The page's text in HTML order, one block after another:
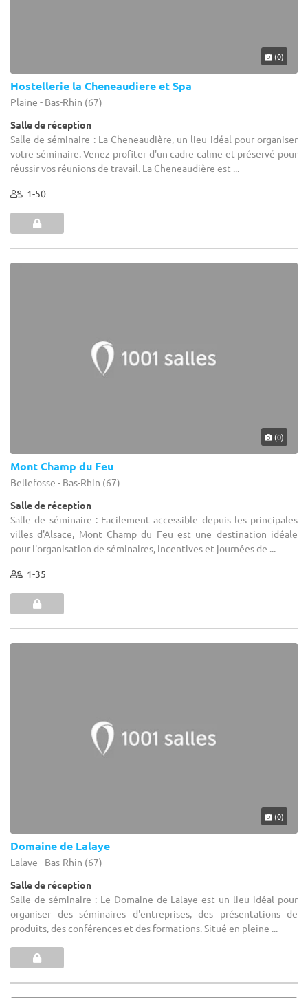
(0)
Hostellerie la Cheneaudiere et Spa
Plaine - Bas-Rhin (67)
Salle de réception
Salle de séminaire : La Cheneaudière, un lieu idéal pour organiser
votre séminaire. Venez profiter d'un cadre calme et préservé pour
réussir vos réunions de travail. La Cheneaudière est ...
1-50
(0)
Mont Champ du Feu
Bellefosse - Bas-Rhin (67)
Salle de réception
Salle de séminaire : Facilement accessible depuis les principales
villes d'Alsace, Mont Champ du Feu est une destination idéale
pour l'organisation de séminaires, incentives et journées de ...
1-35
(0)
Domaine de Lalaye
Lalaye - Bas-Rhin (67)
Salle de réception
Salle de séminaire : Le Domaine de Lalaye est un lieu idéal pour
organiser des séminaires d'entreprises, des présentations de
produits, des conférences et des formations. Situé en pleine ...